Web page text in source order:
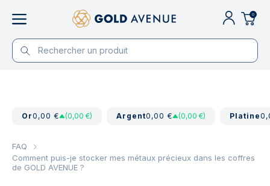
0
Or0,00 € (0,00 €) Argent0,00 € (0,00 €) Platine
FAQ
Comment puis-je stocker mes métaux précieux dans les coffres
de GOLD AVENUE ?